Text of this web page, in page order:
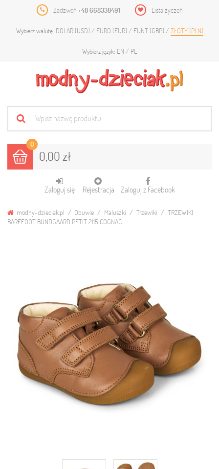
Zadzwoń +48 668338491 Lista życzeń
Wybierz walutę: DOLAR (USD) EURO (EUR) FUNT (GBP) ZŁOTY (PLN)
Wybierz język: EN PL
0
0,00 zł
Zaloguj się Rejestracja Zaloguj z Facebook
modny-dzieciak.pl Obuwie Maluszki Trzewiki
TRZEWIKI
BAREFOOT BUNDGAARD PETIT 2115 COGNAC